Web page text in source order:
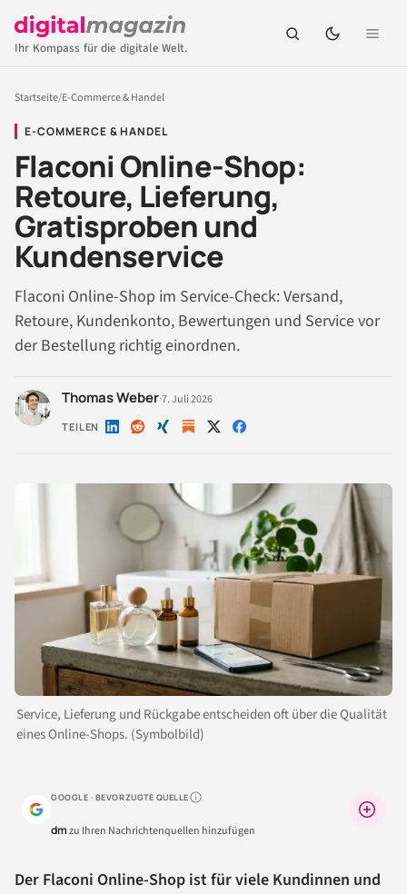
Ihr Kompass für die digitale Welt.
Startseite/E-Commerce & Handel
E-COMMERCE & HANDEL
Flaconi Online-Shop:
Retoure, Lieferung,
Gratisproben und
Kundenservice
Flaconi Online-Shop im Service-Check: Versand,
Retoure, Kundenkonto, Bewertungen und Service vor
der Bestellung richtig einordnen.
Thomas Weber·7. Juli 2026
TEILEN Auf Auf Auf Auf Auf
Service, Lieferung und Rückgabe entscheiden oft über die Qualität
eines Online-Shops. (Symbolbild)
GOOGLE · BEVORZUGTE QUELLEWarum lohnt sich das?
dmzu Ihren Nachrichtenquellen hinzufügen
Der Flaconi Online-Shop ist für viele Kundinnen und